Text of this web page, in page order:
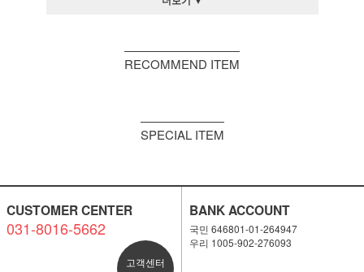
RECOMMEND ITEM
SPECIAL ITEM
CUSTOMER CENTER
031-8016-5662
고객센터
BANK ACCOUNT
국민 646801-01-264947
우리 1005-902-276093